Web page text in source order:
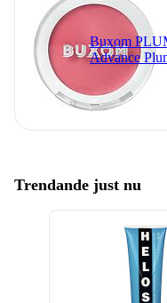
Buxom
Advance
Trendande just nu